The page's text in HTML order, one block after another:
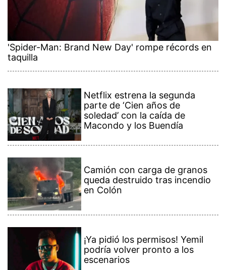
'Spider-Man: Brand New Day' rompe récords en
taquilla
Netflix estrena la segunda
parte de ‘Cien años de
soledad’ con la caída de
Macondo y los Buendía
Camión con carga de granos
queda destruido tras incendio
en Colón
¡Ya pidió los permisos! Yemil
podría volver pronto a los
escenarios